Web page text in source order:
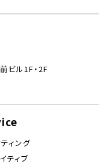
ビル1F・2F
ィング
ティブ